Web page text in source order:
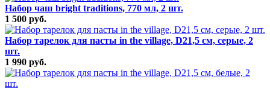
Набор чаш bright traditions, 770 мл, 2 шт.
1 500 руб.
Набор тарелок для пасты in the village, D21,5 см, серые, 2
шт.
1 990 руб.